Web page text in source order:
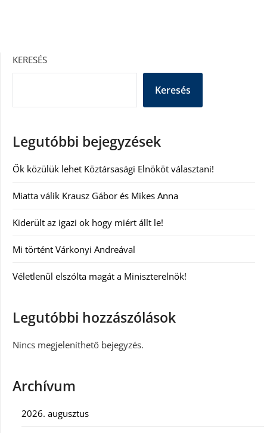
KERESÉS
Keresés
Legutóbbi bejegyzések
Ők közülük lehet Köztársasági Elnököt választani!
Miatta válik Krausz Gábor és Mikes Anna
Kiderült az igazi ok hogy miért állt le!
Mi történt Várkonyi Andreával
Véletlenül elszólta magát a Miniszterelnök!
Legutóbbi hozzászólások
Nincs megjeleníthető bejegyzés.
Archívum
2026. augusztus